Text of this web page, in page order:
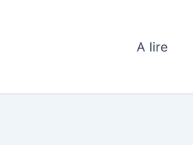
A lire